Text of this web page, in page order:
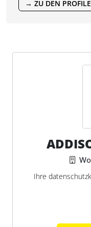
→ ZU DEN
Ihre